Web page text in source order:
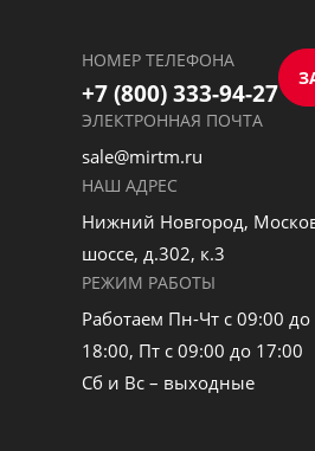
НОМЕР ТЕЛЕФОНА
+7 (800) 333-94-27
ЭЛЕКТРОННАЯ ПОЧТА
sale@mirtm.ru
НАШ АДРЕС
Нижний Новгород,
шоссе, д.302, к.3
РЕЖИМ РАБОТЫ
Работаем Пн-Чт с 09:00 до
18:00, Пт с 09:00 до 17:00
Сб и Вс – выходные